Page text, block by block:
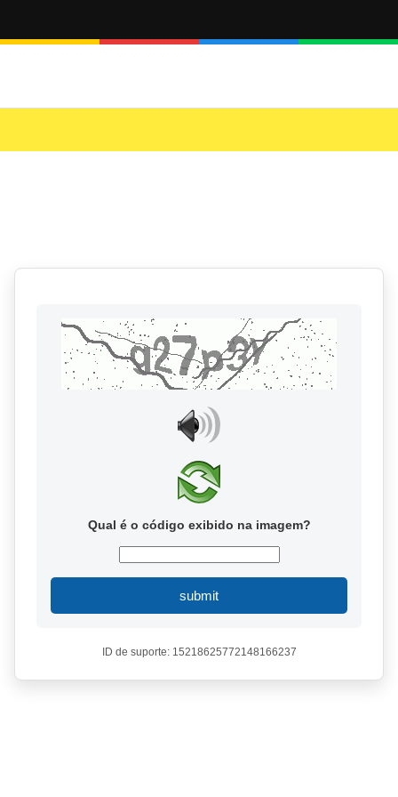
Qual é o código exibido na imagem?
submit
ID de suporte: 15218625772148166237